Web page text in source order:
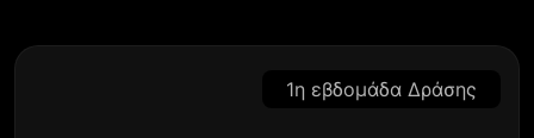
1η εβδομάδα Δράσης